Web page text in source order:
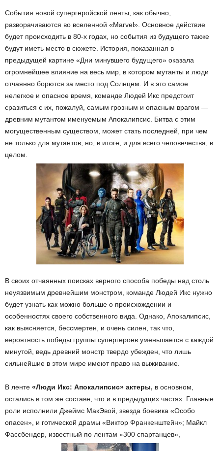
События новой супергеройской ленты, как обычно,
разворачиваются во вселенной «Marvel». Основное действие
будет происходить в 80-х годах, но события из будущего также
будут иметь место в сюжете. История, показанная в
предыдущей картине «Дни минувшего будущего» оказала
огромнейшее влияние на весь мир, в котором мутанты и люди
отчаянно борются за место под Солнцем. И в это самое
нелегкое и опасное время, команде Людей Икс предстоит
сразиться с их, пожалуй, самым грозным и опасным врагом —
древним мутантом именуемым Апокалипсис. Битва с этим
могущественным существом, может стать последней, при чем
не только для мутантов, но, в итоге, и для всего человечества, в
целом.
В своих отчаянных поисках верного способа победы над столь
неуязвимым древнейшим монстром, команде Людей Икс нужно
будет узнать как можно больше о происхождении и
особенностях своего собственного вида. Однако, Апокалипсис,
как выясняется, бессмертен, и очень силен, так что,
вероятность победы группы супергероев уменьшается с каждой
минутой, ведь древний монстр твердо убежден, что лишь
сильнейшие в этом мире имеют право на выживание.
В ленте «Люди Икс: Апокалипсис» актеры, в основном,
остались в том же составе, что и в предыдущих частях. Главные
роли исполнили Джеймс МакЭвой, звезда боевика «Особо
опасен», и готической драмы «Виктор Франкенштейн»; Майкл
Фассбендер, известный по лентам «300 спартанцев»,